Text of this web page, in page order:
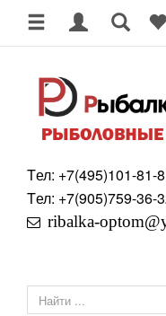
Tел: +7(495)101-81-
Tел: +7(905)759-36-
ribalka-